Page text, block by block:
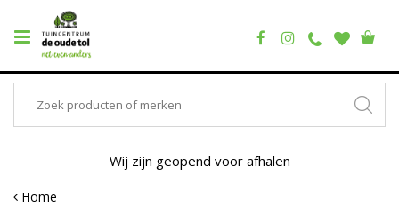
Wij zijn geopend voor afhalen
Home